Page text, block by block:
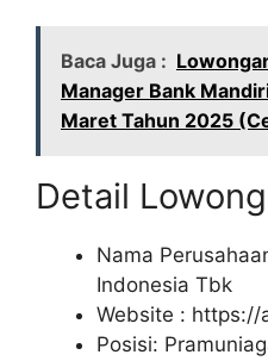
Baca Juga :
Manager Bank
Maret Tahun 2025
Detail
Nama
Indonesia Tbk
Website : https://
Posisi: